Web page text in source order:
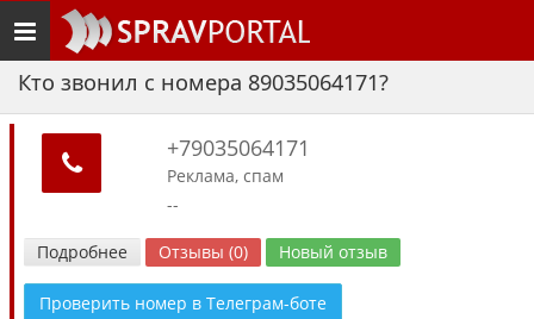
Toggle
navigation
Кто звонил с номера 89035064171?
+79035064171
Реклама, спам
--
Подробнее Отзывы (0) Новый отзыв
Проверить номер в Телеграм-боте